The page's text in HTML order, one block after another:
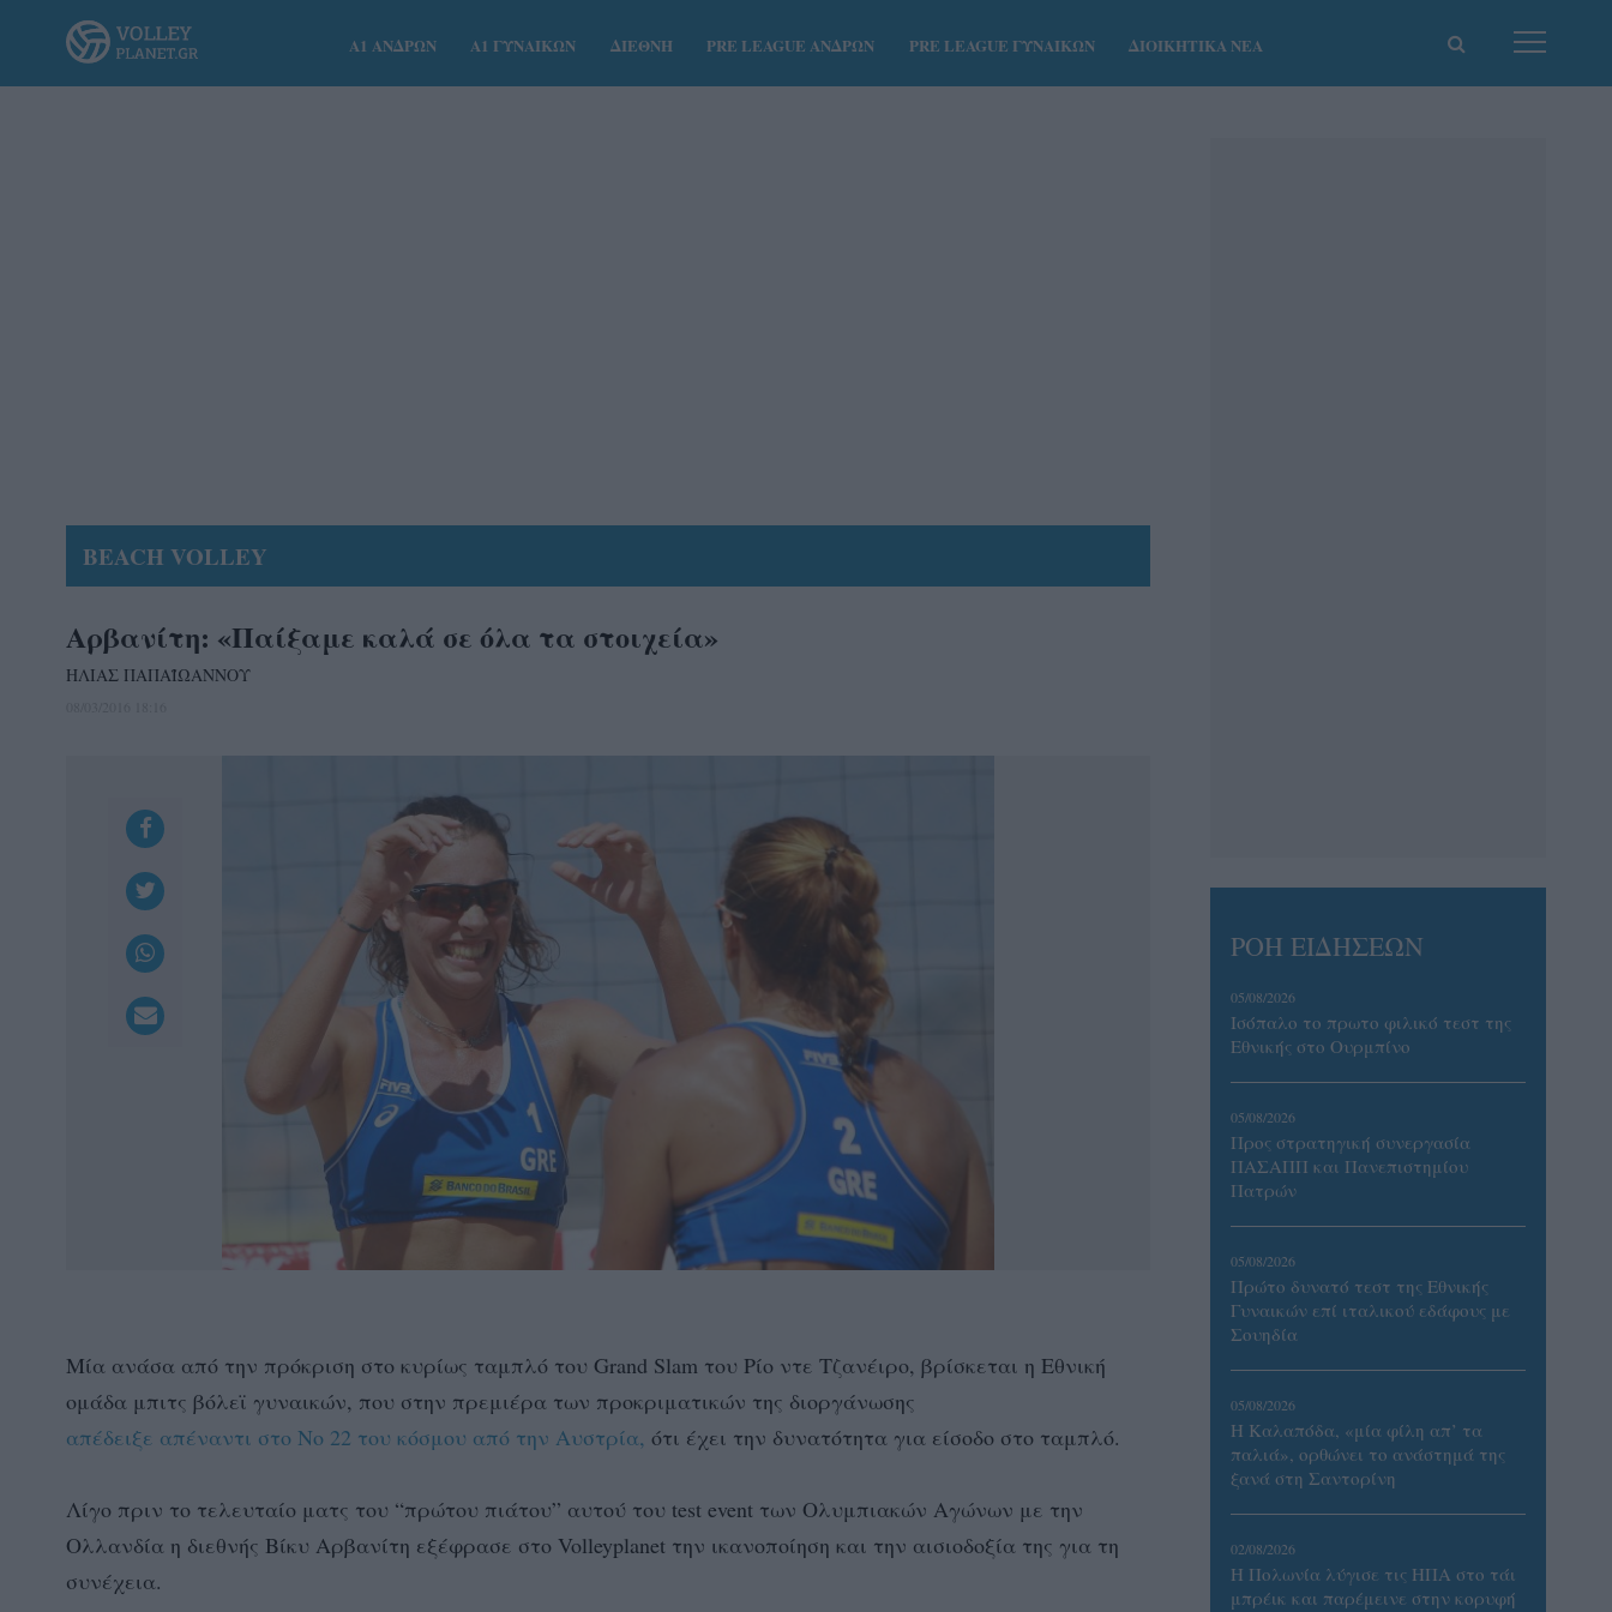
Α1 ΑΝΔΡΩΝ Α1 ΓΥΝΑΙΚΩΝ ΔΙΕΘΝΗ PRE LEAGUE ΑΝΔΡΩΝ PRE LEAGUE ΓΥΝΑΙΚΩΝ ΔΙΟΙΚΗΤΙΚΑ ΝΕΑ
BEACH VOLLEY
Αρβανίτη: «Παίξαμε καλά σε όλα τα στοιχεία»
ΗΛΙΑΣ ΠΑΠΑΪΩΑΝΝΟΥ
Μία ανάσα από την πρόκριση στο κυρίως ταμπλό του Grand Slam του Ρίο ντε Τζανέιρο, βρίσκεται η Εθνική
ομάδα μπιτς βόλεϊ γυναικών, που στην πρεμιέρα των προκριματικών της διοργάνωσης
απέδειξε απέναντι στο Νο 22 του κόσμου από την Αυστρία, ότι έχει την δυνατότητα για είσοδο στο ταμπλό.
Λίγο πριν το τελευταίο ματς του “πρώτου πιάτου” αυτού του test event των Ολυμπιακών Αγώνων με την
Ολλανδία η διεθνής Βίκυ Αρβανίτη εξέφρασε στο Volleyplanet την ικανοποίηση και την αισιοδοξία της για τη
συνέχεια.
ΡΟΗ ΕΙΔΗΣΕΩΝ
05/08/2026
Ισόπαλο το πρωτο φιλικό τεστ της
Εθνικής στο Ουρμπίνο
05/08/2026
Προς στρατηγική συνεργασία
ΠΑΣΑΠΠ και Πανεπιστημίου
Πατρών
05/08/2026
Πρώτο δυνατό τεστ της Εθνικής
Γυναικών επί ιταλικού εδάφους με
Σουηδία
05/08/2026
Η Καλαπόδα, «μία φίλη απ’ τα
παλιά», ορθώνει το ανάστημά της
ξανά στη Σαντορίνη
02/08/2026
Η Πολωνία λύγισε τις ΗΠΑ στο τάι
μπρέικ και παρέμεινε στην κορυφή